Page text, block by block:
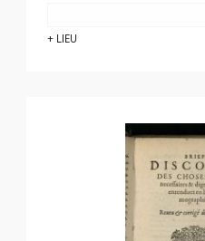
LIEU